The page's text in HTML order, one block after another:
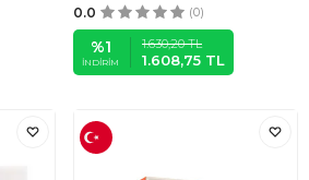
0.0 (0)
%1
İNDIRIM
1.630,20TL
1.608,75 TL